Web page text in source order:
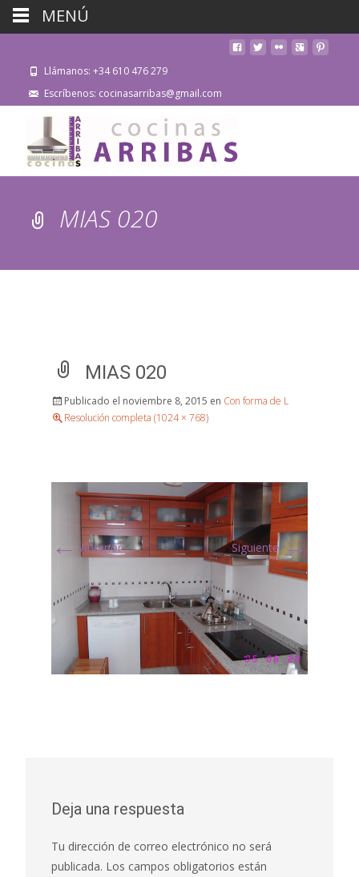
Llámanos: +34 610 476 279
Escríbenos: cocinasarribas@gmail.com
MIAS 020
MIAS 020
Publicado el noviembre 8, 2015 en Con forma de L
Resolución completa (1024 × 768)
← Anterior Siguiente→
Deja una respuesta
Tu dirección de correo electrónico no será
publicada. Los campos obligatorios están
MENÚ